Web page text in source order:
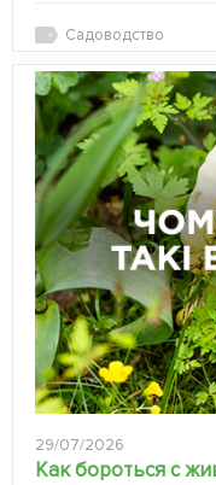
Садоводство
29/07/2026
Как бороться с